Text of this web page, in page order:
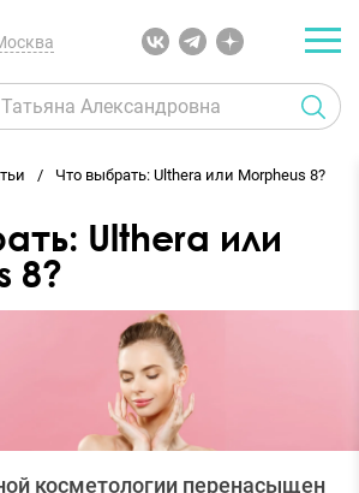
Что выбрать: Ulthera или Morpheus 8?
Ulthera или
8?
косметологии перенасыщен